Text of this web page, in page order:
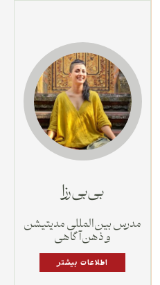
بی بی رزا
مدرس بین‌المللی مدیتیشن
و ذهن‌آگاهی
اطلاعات بیشتر